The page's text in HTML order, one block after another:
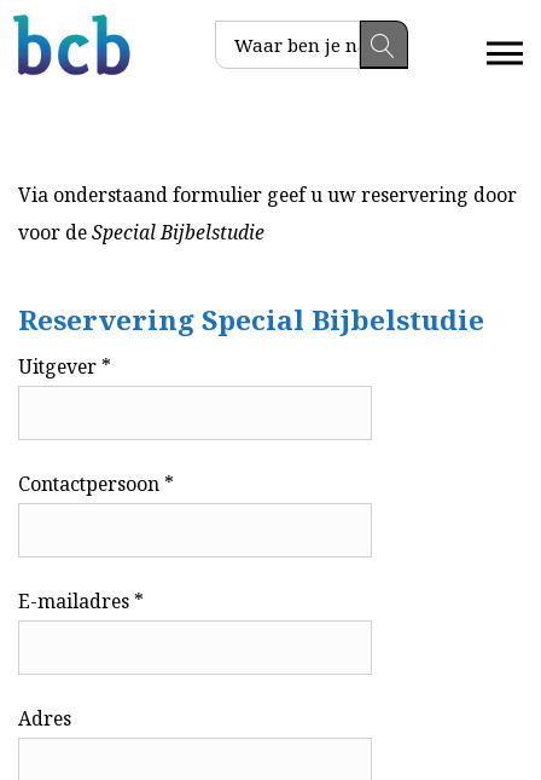
Via onderstaand formulier geef u uw reservering door
voor deSpecial Bijbelstudie
Reservering Special Bijbelstudie
Uitgever *
Contactpersoon *
E-mailadres *
Adres